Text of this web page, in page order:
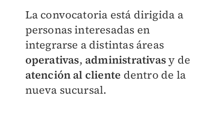
La convocatoria está dirigida a
personas interesadas en
integrarse a distintas áreas
operativas, administrativasy de
atención al cliente dentro de la
nueva sucursal.